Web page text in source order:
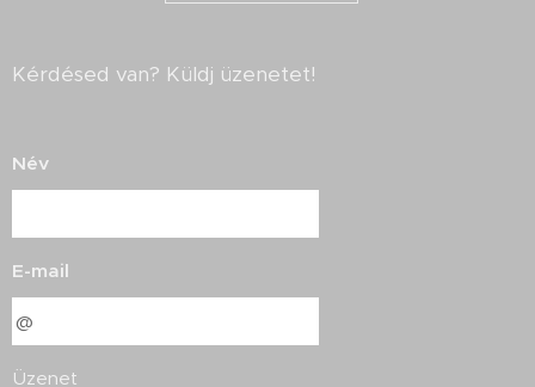
Kérdésed van? Küldj üzenetet!
Név
E-mail
Üzenet